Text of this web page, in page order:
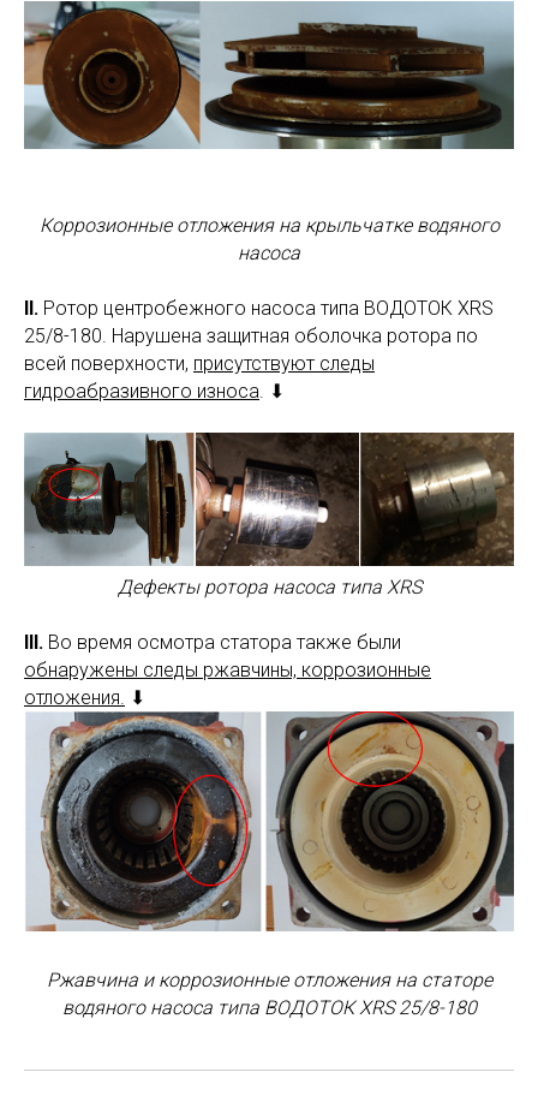
Коррозионные отложения на крыльчатке водяного
насоса
II. Ротор центробежного насоса типа ВОДОТОК XRS
25/8-180. Нарушена защитная оболочка ротора по
всей поверхности, присутствуют следы
гидроабразивного износа . ⬇
Дефекты ротора насоса типа XRS
III. Во время осмотра статора также были
обнаружены следы ржавчины, коррозионные
отложения. ⬇
Ржавчина и коррозионные отложения на статоре
водяного насоса типа ВОДОТОК XRS 25/8-180